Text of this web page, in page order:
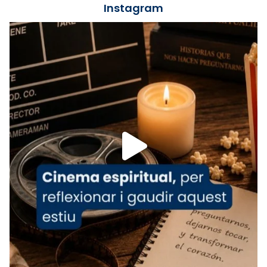
Recupera l'entrevista comp
Vatican
tican News 👇
www.vaticannews.va/es/iglesia/news/2026-
07/carmina-historia-depresion-papa-viaje-
espana-testimoni...
Foto
View on Facebook · Share
Arquebisbat de Barcelona
1 week ago
«Avui les santes Juliana i Semproniana ens
ajuden a alçar la mirada»
Mons. Sergi Gordo, bisbe de Tortosa, ha
presidit aquest 27 de juliol la missa de Les
Instagram